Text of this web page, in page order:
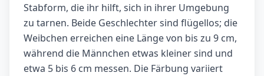
Stabform, die ihr hilft, sich in ihrer Umgebung
zu tarnen. Beide Geschlechter sind flügellos; die
Weibchen erreichen eine Länge von bis zu 9 cm,
während die Männchen etwas kleiner sind und
etwa 5 bis 6 cm messen. Die Färbung variiert